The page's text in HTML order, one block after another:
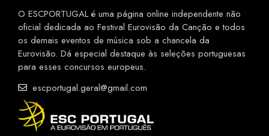
O ESCPORTUGAL é uma página online independente não
oficial dedicada ao Festival Eurovisão da Canção e todos
os demais eventos de música sob a chancela da
Eurovisão. Dá especial destaque às seleções portuguesas
para esses concursos europeus.
escportugal.geral@gmail.com